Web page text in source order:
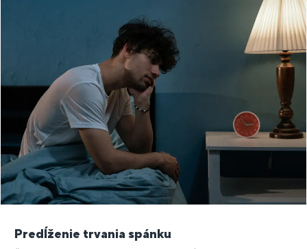
Predĺženie trvania spánku